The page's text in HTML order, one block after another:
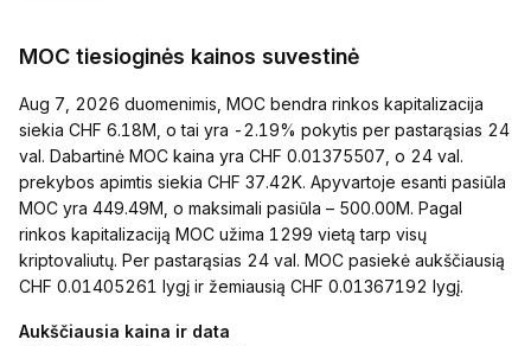
MOC tiesioginės kainos suvestinė
Aug 7, 2026 duomenimis, MOC bendra rinkos kapitalizacija
siekia CHF 6.18M, o tai yra -2.19% pokytis per pastarąsias 24
val. Dabartinė MOC kaina yra CHF 0.01375507, o 24 val.
prekybos apimtis siekia CHF 37.42K. Apyvartoje esanti pasiūla
MOC yra 449.49M, o maksimali pasiūla – 500.00M. Pagal
rinkos kapitalizaciją MOC užima 1299 vietą tarp visų
kriptovaliutų. Per pastarąsias 24 val. MOC pasiekė aukščiausią
CHF 0.01405261 lygį ir žemiausią CHF 0.01367192 lygį.
Aukščiausia kaina ir data